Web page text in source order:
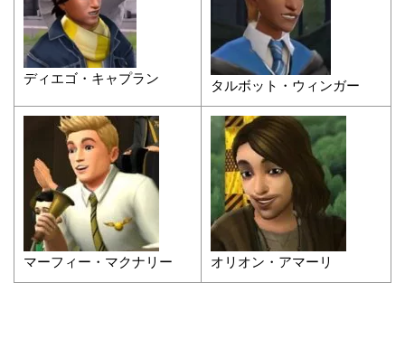
ディエゴ・キャプラン タルボット・ウィンガー
マーフィー・マクナリー オリオン・アマーリ